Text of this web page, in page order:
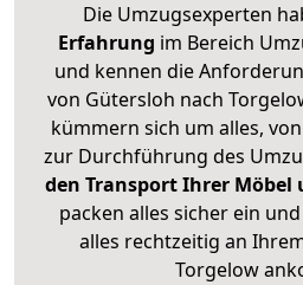
Die Umzugsexperten
Erfahrung im Bereich
und kennen die
von Gütersloh nach
kümmern sich um alles,
zur Durchführung des
den Transport Ihrer Möbel
packen alles sicher ein
alles rechtzeitig an
Torgelow